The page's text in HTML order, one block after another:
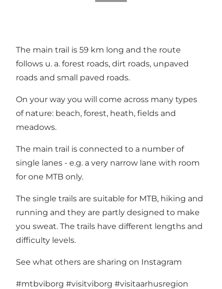
The main trail is 59 km long and the route
follows u. a. forest roads, dirt roads, unpaved
roads and small paved roads.
On your way you will come across many types
of nature: beach, forest, heath, fields and
meadows.
The main trail is connected to a number of
single lanes - e.g. a very narrow lane with room
for one MTB only.
The single trails are suitable for MTB, hiking and
running and they are partly designed to make
you sweat. The trails have different lengths and
difficulty levels.
See what others are sharing on Instagram
#mtbviborg #visitviborg #visitaarhusregion